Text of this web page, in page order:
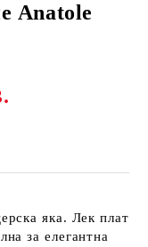
Anatole
яка. Лек плат
за елегантна